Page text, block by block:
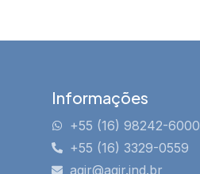
Informações
+55 (16) 98242-6000
+55 (16) 3329-0559
agir@agir.ind.br